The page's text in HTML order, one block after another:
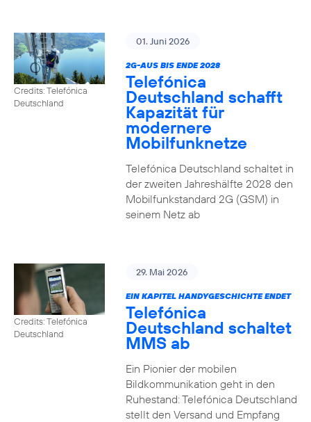
Credits: Telefónica
Deutschland
01. Juni 2026
2G-AUS BIS ENDE 2028
Telefónica
Deutschland schafft
Kapazität für
modernere
Mobilfunknetze
Telefónica Deutschland schaltet in
der zweiten Jahreshälfte 2028 den
Mobilfunkstandard 2G (GSM) in
seinem Netz ab
Credits: Telefónica
Deutschland
29. Mai 2026
EIN KAPITEL HANDYGESCHICHTE ENDET
Telefónica
Deutschland schaltet
MMS ab
Ein Pionier der mobilen
Bildkommunikation geht in den
Ruhestand: Telefónica Deutschland
stellt den Versand und Empfang